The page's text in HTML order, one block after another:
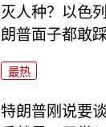
灭人种？以色
朗普面子都敢踩
最热
特朗普刚说要